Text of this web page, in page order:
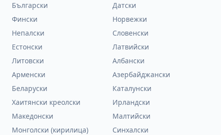
Български
Датски
Фински
Норвежки
Непалски
Словенски
Естонски
Латвийски
Литовски
Албански
Арменски
Азербайджански
Беларуски
Каталунски
Хаитянски креолски
Ирландски
Македонски
Малтийски
Монголски (кирилица)
Синхалски